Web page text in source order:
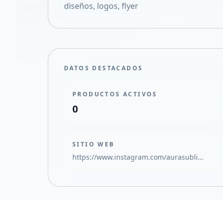
diseños, logos, flyer
DATOS DESTACADOS
PRODUCTOS ACTIVOS
0
SITIO WEB
https://www.instagram.com/aurasublimados?igsh=eWVheXVuY3F6ZDIx